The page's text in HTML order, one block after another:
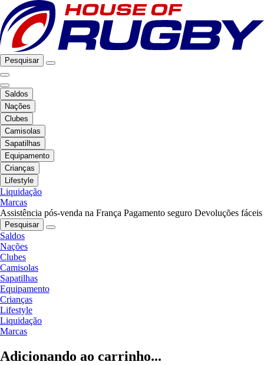
Pesquisar
Saldos
Nações
Clubes
Camisolas
Sapatilhas
Equipamento
Crianças
Lifestyle
Liquidação
Marcas
Assistência pós-venda na França Pagamento seguro Devoluções fáceis
Pesquisar
Saldos
Nações
Clubes
Camisolas
Sapatilhas
Equipamento
Crianças
Lifestyle
Liquidação
Marcas
Adicionando ao carrinho...